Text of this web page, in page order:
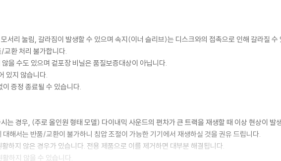
서리 눌림, 갈라짐이 발생할 수 있으며 속지(이너 슬리브)는 디스크와의 접촉으로 인해 갈라질 수
교환 처리 불가합니다.
을 수도 있으며 겉포장 비닐은 품질보증대상이 아닙니다.
있지 않습니다.
증정 종료될 수 있습니다.
는 경우, (주로 올인원 형태 모델) 다이내믹 사운드의 편차가 큰 트랙을 재생할 때 이상 현상이 발
해서는 반품/교환이 불가하니 침압 조절이 가능한 기기에서 재생하실 것을 권유 드립니다.
하지 않은 경우가 있습니다. 전용 제품으로 이를 제거하면 대부분 해결됩니다.
하지 않을 수 있습니다.